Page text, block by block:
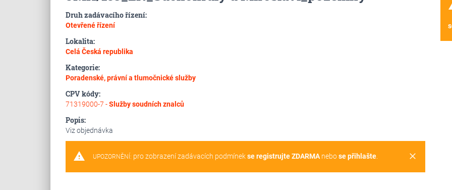
Druh zadávacího řízení:
Otevřené řízení
Lokalita:
Celá Česká republika
Kategorie:
Poradenské, právní a tlumočnické služby
CPV kódy:
71319000-7 -Služby soudních znalců
Popis:
Viz objednávka
warning clear
UPOZORNĚNÍ: pro zobrazení zadávacích podmínekse registrujte ZDARMAnebose přihlašte.